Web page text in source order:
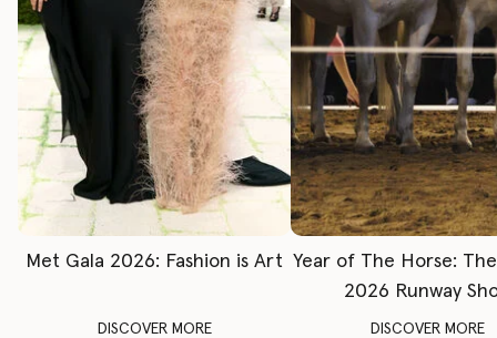
Met Gala 2026: Fashion is Art
DISCOVER MORE
Year of The Horse:
2026 Runway
DISCOVER MORE